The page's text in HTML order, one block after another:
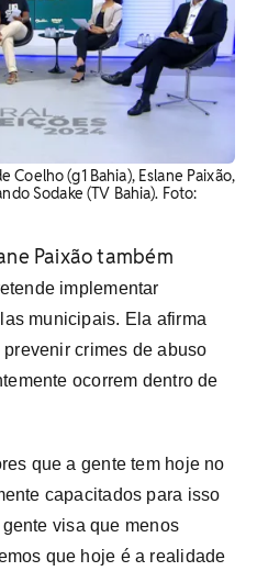
Coelho (g1 Bahia), Eslane Paixão,
Sodake (TV Bahia). Foto:
Paixão também
implementar
municipais. Ela afirma
crimes de abuso
ocorrem dentro de
que a gente tem hoje no
capacitados para isso
visa que menos
que hoje é a realidade